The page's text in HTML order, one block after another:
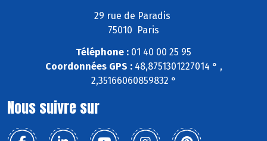
29 rue de Paradis
75010 Paris
Téléphone : 01 40 00 25 95
Coordonnées GPS :48,8751301227014 ° ,
2,35166060859832 °
Nous suivre sur